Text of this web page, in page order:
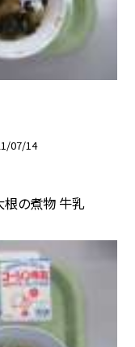
07/14
根の煮物 牛乳